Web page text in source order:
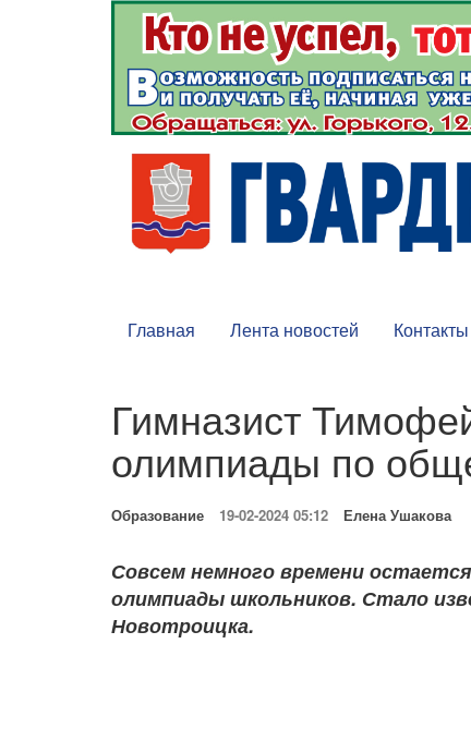
Главная Лента новостей Контакты
Гимназист
олимпиады по
Образование 19-02-2024 05:12 Елена Ушакова
Совсем немного времени
олимпиады школьников. Стало
Новотроицка.